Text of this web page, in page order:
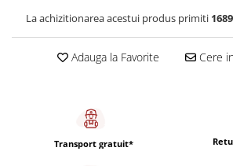
La achizitionarea acestui produs primiti 1689
Adauga la Favorite Cere
Transport gratuit*